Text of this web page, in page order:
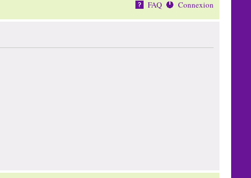
FAQ Connexion